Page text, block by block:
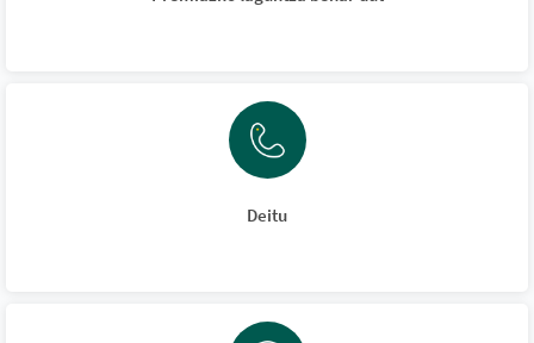
Deitu